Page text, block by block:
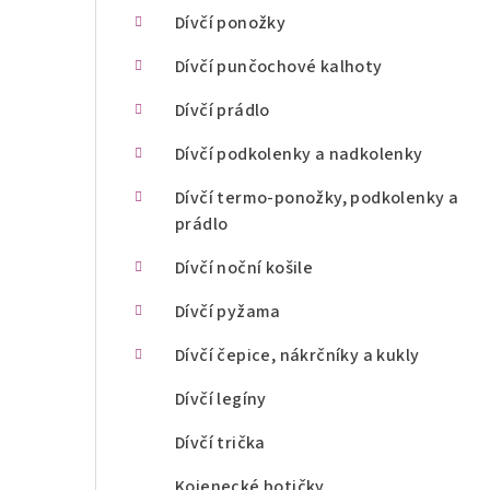
Dívčí ponožky
Dívčí punčochové kalhoty
Dívčí prádlo
Dívčí podkolenky a nadkolenky
Dívčí termo-ponožky, podkolenky a
prádlo
Dívčí noční košile
Dívčí pyžama
Dívčí čepice, nákrčníky a kukly
Dívčí legíny
Dívčí trička